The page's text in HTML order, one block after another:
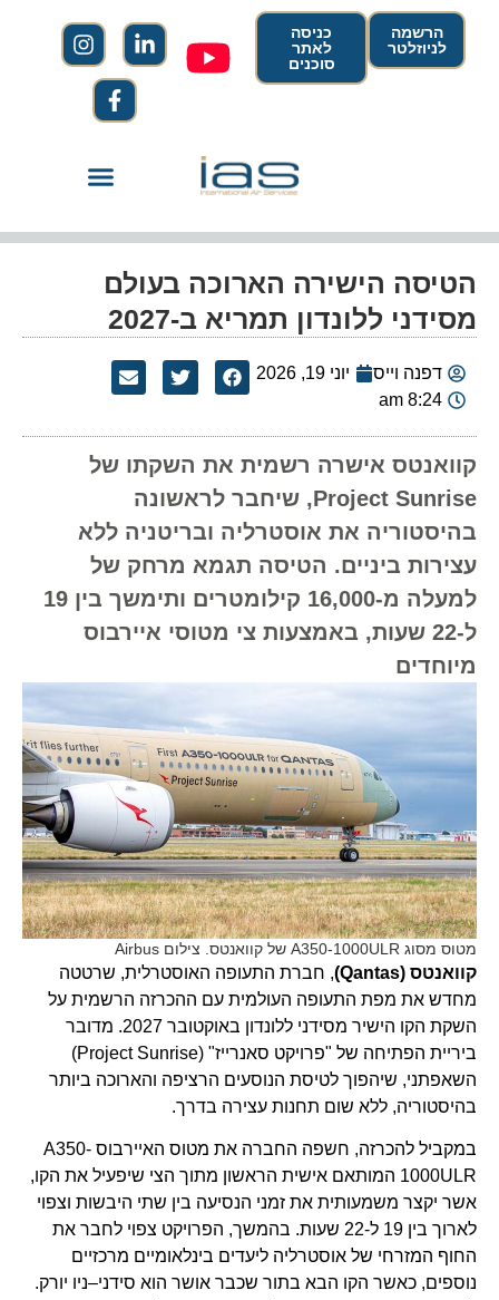
הרשמה
לניוזלטר
כניסה
לאתר
סוכנים
הטיסה הישירה הארוכה בעולם
מסידני ללונדון תמריא ב-2027
דפנה וייס
יוני 19, 2026
8:24 am
קוואנטס אישרה רשמית את השקתו של
Project Sunrise, שיחבר לראשונה
בהיסטוריה את אוסטרליה ובריטניה ללא
עצירות ביניים. הטיסה תגמא מרחק של
למעלה מ-16,000 קילומטרים ותימשך בין 19
ל-22 שעות, באמצעות צי מטוסי איירבוס
מיוחדים
מטוס מסוג A350-1000ULR של קוואנטס. צילום Airbus
קוואנטס (Qantas)
, חברת התעופה האוסטרלית, שרטטה
מחדש את מפת התעופה העולמית עם ההכרזה הרשמית על
השקת הקו הישיר מסידני ללונדון באוקטובר 2027. מדובר
ביריית הפתיחה של "פרויקט סאנרייז" (Project Sunrise)
השאפתני, שיהפוך לטיסת הנוסעים הרציפה והארוכה ביותר
בהיסטוריה, ללא שום תחנות עצירה בדרך.
במקביל להכרזה, חשפה החברה את מטוס האיירבוס A350-
1000ULR המותאם אישית הראשון מתוך הצי שיפעיל את הקו,
אשר יקצר משמעותית את זמני הנסיעה בין שתי היבשות וצפוי
לארוך בין 19 ל-22 שעות. בהמשך, הפרויקט צפוי לחבר את
החוף המזרחי של אוסטרליה ליעדים בינלאומיים מרכזיים
נוספים, כאשר הקו הבא בתור שכבר אושר הוא סידני–ניו יורק.